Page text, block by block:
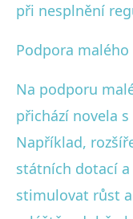
při nesplnění
Podpora
Na podporu
přichází novela
Například,
státních dotací
stimulovat růst